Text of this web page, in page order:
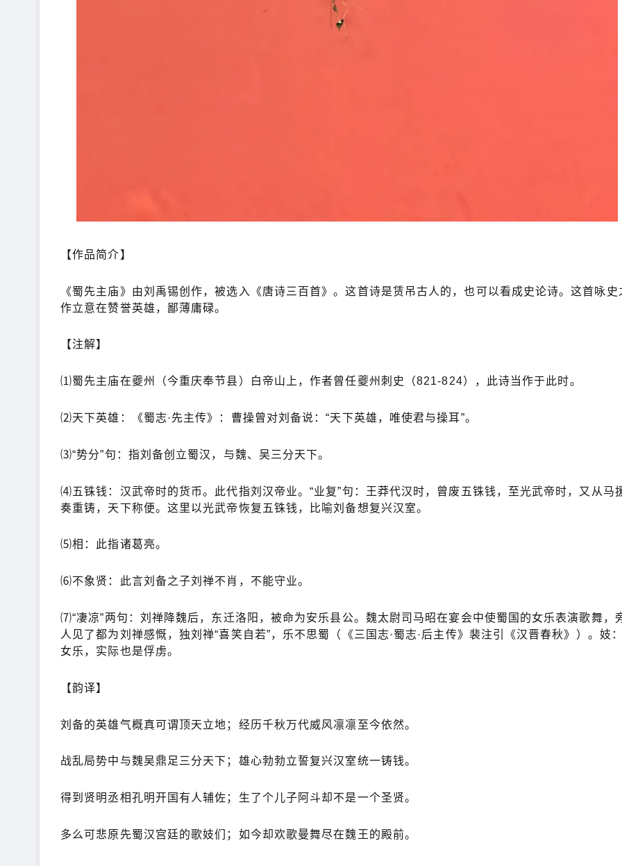
【作品简介】
《蜀先主庙》由刘禹锡创作，被选入《唐诗三百首》。这首诗是赁吊古人的，也可以看成史论诗。这首咏史
作立意在赞誉英雄，鄙薄庸碌。
【注解】
⑴蜀先主庙在夔州（今重庆奉节县）白帝山上，作者曾任夔州刺史（821-824），此诗当作于此时。
⑵天下英雄：《蜀志·先主传》：曹操曾对刘备说：“天下英雄，唯使君与操耳”。
⑶“势分”句：指刘备创立蜀汉，与魏、吴三分天下。
⑷五铢钱：汉武帝时的货币。此代指刘汉帝业。“业复”句：王莽代汉时，曾废五铢钱，至光武帝时，又从马
奏重铸，天下称便。这里以光武帝恢复五铢钱，比喻刘备想复兴汉室。
⑸相：此指诸葛亮。
⑹不象贤：此言刘备之子刘禅不肖，不能守业。
⑺“凄凉”两句：刘禅降魏后，东迁洛阳，被命为安乐县公。魏太尉司马昭在宴会中使蜀国的女乐表演歌舞，
人见了都为刘禅感慨，独刘禅“喜笑自若”，乐不思蜀（《三国志·蜀志·后主传》裴注引《汉晋春秋》）。妓
女乐，实际也是俘虏。
【韵译】
刘备的英雄气概真可谓顶天立地；经历千秋万代威风凛凛至今依然。
战乱局势中与魏吴鼎足三分天下；雄心勃勃立誓复兴汉室统一铸钱。
得到贤明丞相孔明开国有人辅佐；生了个儿子阿斗却不是一个圣贤。
多么可悲原先蜀汉宫廷的歌妓们；如今却欢歌曼舞尽在魏王的殿前。